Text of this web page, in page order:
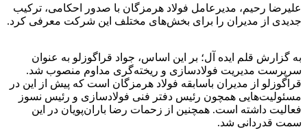
علیرضا رحیم، مدیرعامل فولاد هرمزگان با صدور احکامی، ترکیب
جدیدی از مدیران را برای بخش‌های مختلف این شرکت معرفی کرد.
به گزارش قلم ایده آل؛ بر این اساس، جواد قراگوزلو به عنوان
سرپرست مدیریت فولادسازی و ریخته‌گری مداوم منصوب شد.
قراگوزلو از مدیران باسابقه فولاد هرمزگان است که پیش از این در
مسئولیت‌هایی همچون رئیس دفتر فنی فولادسازی و رئیس نسوز
فعالیت داشته است. همچنین از زحمات رضا باران‌پویان در این
سمت قدردانی شد.